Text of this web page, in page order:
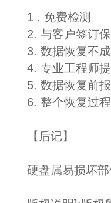
1 . 免费检测
2. 与客户签订
3. 数据恢复不
4. 专业工程师
5. 数据恢复前
6. 整个恢复过
【后记】
硬盘属易损坏